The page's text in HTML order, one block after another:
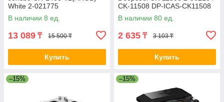
White 2-021775
В наличии 8 ед.
13 089 ₸ 15 500 ₸
Купить
CK-11508 DP-ICAS-CK11508
В наличии 80 ед.
2 635 ₸ 3 103 ₸
Купить
–15% –15%